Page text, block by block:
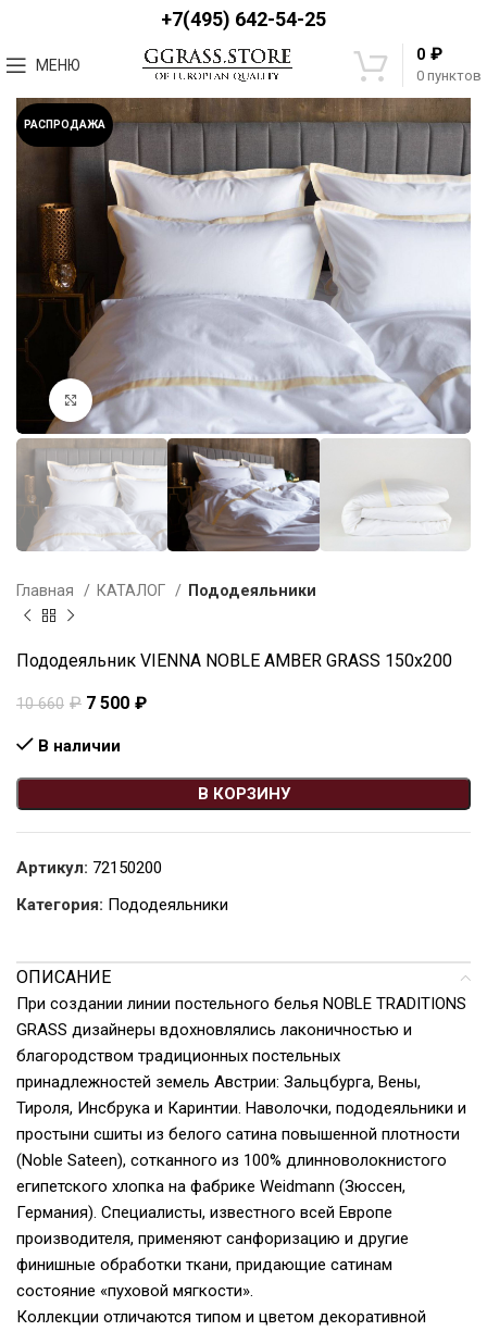
+7(495) 642-54-25
МЕНЮ
0 пунктов
0 ₽
РАСПРОДАЖА
Увеличить
Главная КАТАЛОГ Пододеяльники
Пододеяльник VIENNA NOBLE AMBER GRASS 150х200
10 660 ₽ 7 500 ₽
В наличии
В КОРЗИНУ
Артикул: 72150200
Категория: Пододеяльники
ОПИСАНИЕ
При создании линии постельного белья NOBLE TRADITIONS
GRASS дизайнеры вдохновлялись лаконичностью и
благородством традиционных постельных
принадлежностей земель Австрии: Зальцбурга, Вены,
Тироля, Инсбрука и Каринтии. Наволочки, пододеяльники и
простыни сшиты из белого сатина повышенной плотности
(Noble Sateen), сотканного из 100% длинноволокнистого
египетского хлопка на фабрике Weidmann (Зюссен,
Германия). Специалисты, известного всей Европе
производителя, применяют санфоризацию и другие
финишные обработки ткани, придающие сатинам
состояние «пуховой мягкости».
Коллекции отличаются типом и цветом декоративной